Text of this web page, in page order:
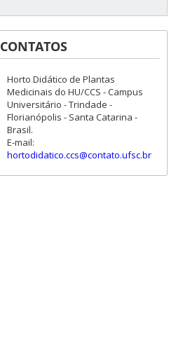
CONTATOS
Horto Didático de Plantas
Medicinais do HU/CCS - Campus
Universitário - Trindade -
Florianópolis - Santa Catarina -
Brasil.
E-mail:
hortodidatico.ccs@contato.ufsc.br